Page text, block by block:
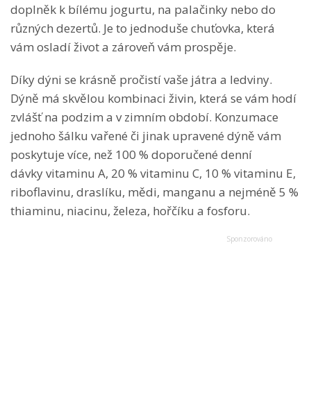
doplněk k bílému jogurtu, na palačinky nebo do
různých dezertů. Je to jednoduše chuťovka, která
vám osladí život a zároveň vám prospěje.
Díky dýni se krásně pročistí vaše játra a ledviny.
Dýně má skvělou kombinaci živin, která se vám hodí
zvlášť na podzim a v zimním období. Konzumace
jednoho šálku vařené či jinak upravené dýně vám
poskytuje více, než 100 % doporučené denní
dávky vitaminu A, 20 % vitaminu C, 10 % vitaminu E,
riboflavinu, draslíku, mědi, manganu a nejméně 5 %
thiaminu, niacinu, železa, hořčíku a fosforu.